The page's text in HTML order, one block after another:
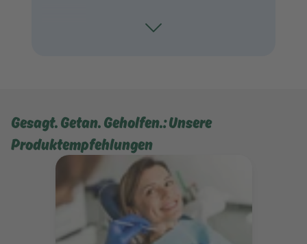
Gesagt. Getan. Geholfen.: Unsere
Produktempfehlungen
Mehr erfahren